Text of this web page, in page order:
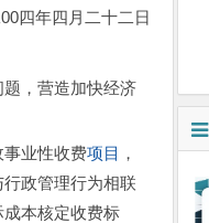
四年四月二十二日
，营造加快经济
业性收费项目 ，
政管理行为相联
本核定收费标